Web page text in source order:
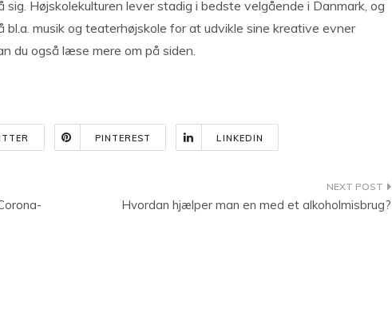
sig. Højskolekulturen lever stadig i bedste velgående i Danmark, og
musik og teaterhøjskole for at udvikle sine kreative evner
du også læse mere om på siden.
PINTEREST LINKEDIN
Hvordan hjælper man en med et alkoholmisbrug?